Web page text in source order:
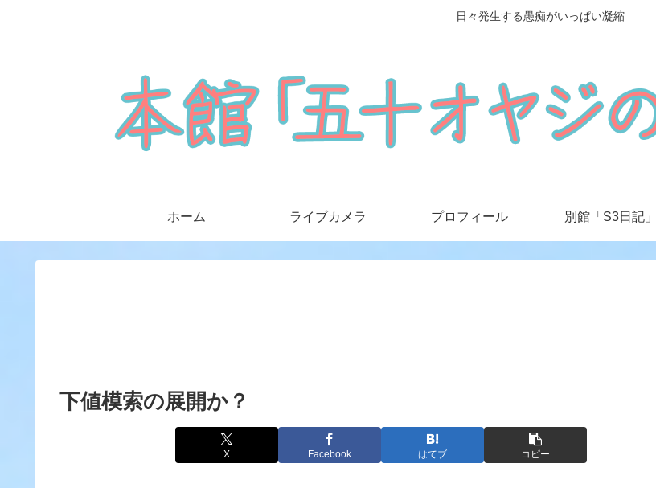
日々発生する愚痴がいっぱい凝縮
ホーム ライブカメラ プロフィール 別館「S3日記」
下値模索の展開か？
X Facebook はてブ コピー